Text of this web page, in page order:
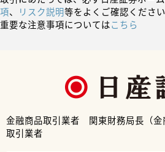
項、 リスク説明等をよくご確認ください
重要な注意事項についてはこちら
金融商品取引業者 関東財務局長（
取引業者